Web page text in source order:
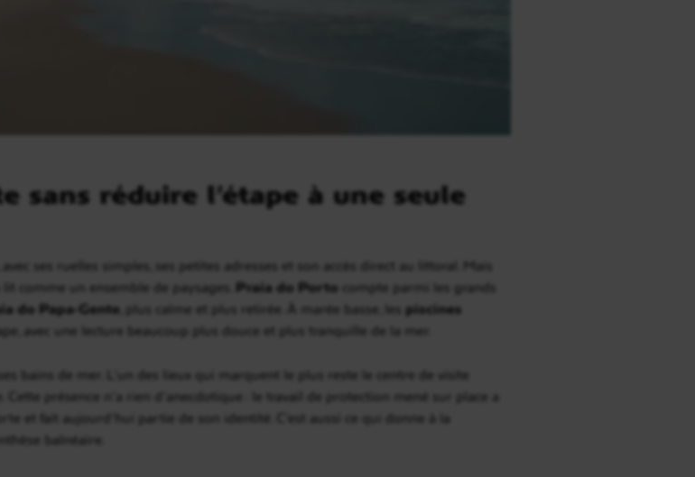
sans réduire l’étape à une seule
, avec ses ruelles simples, ses petites adresses et son accès direct au littoral. Mais
comme un ensemble de paysages. Praia do Porto compte parmi les grands
do Papa-Gente , plus calme et plus retirée. À marée basse, les piscines
avec une lecture beaucoup plus douce et plus tranquille de la mer.
bains de mer. L’un des lieux qui marquent le plus reste le centre de visite
Cette présence n’a rien d’anecdotique : le travail de protection mené sur place a
et fait aujourd’hui partie de son identité. C’est aussi ce qui donne à la
balnéaire.